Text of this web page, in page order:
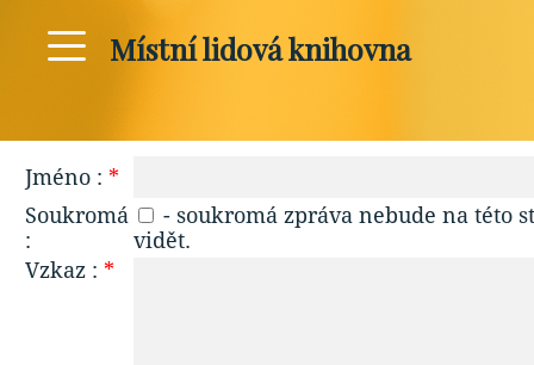
Místní lidová knihovna
Jméno : *
Soukromá
:
- soukromá zpráva nebude na této
vidět.
Vzkaz : *